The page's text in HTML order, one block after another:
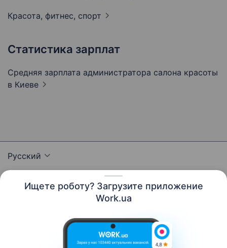
Ищете роботу? Загрузите приложение
Work.ua
Красота, фитнес, спорт
Статистика зарплат
Средняя зарплата администратора салона красоты
в Киеве
Русский
Контакты О нас Карьера